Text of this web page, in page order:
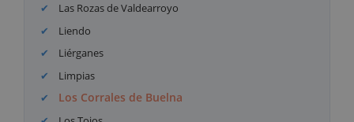
Las Rozas de Valdearroyo
Liendo
Liérganes
Limpias
Los Corrales de Buelna